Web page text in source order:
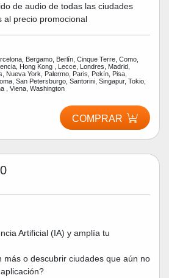
de audio de todas las ciudades
al precio promocional
Bergamo, Berlín, Cinque Terre, Como,
Hong Kong , Lecce, Londres, Madrid,
Nueva York, Palermo, Paris, Pekín, Pisa,
San Petersburgo, Santorini, Singapur, Tokio,
, Viena, Washington
COMPRAR
Artificial (IA) y amplía tu
más o descubrir ciudades que aún no